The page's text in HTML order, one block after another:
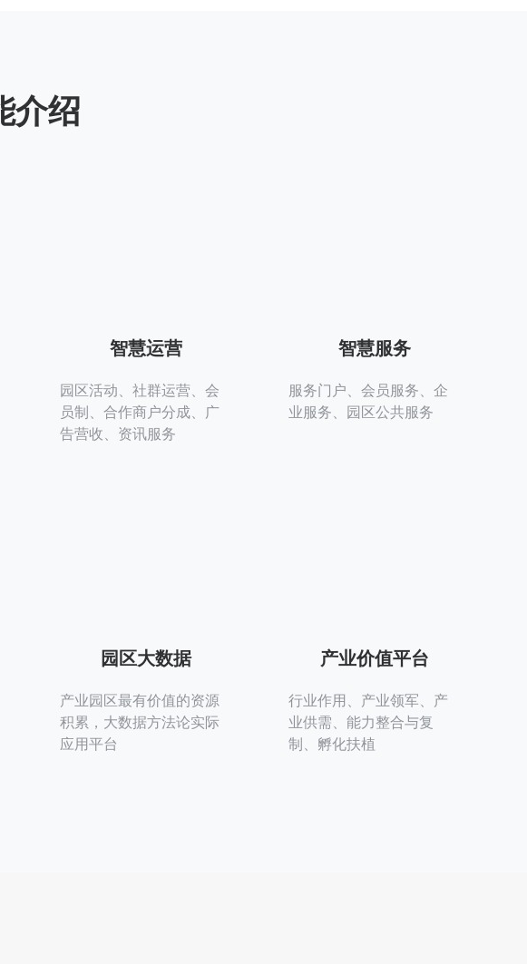
介绍
智慧运营
园区活动、社群运营、会
员制、合作商户分成、广
告营收、资讯服务
智慧服务
服务门户、会员服务、企
业服务、园区公共服务
园区大数据
产业园区最有价值的资源
积累，大数据方法论实际
应用平台
产业价值平台
行业作用、产业领军、产
业供需、能力整合与复
制、孵化扶植